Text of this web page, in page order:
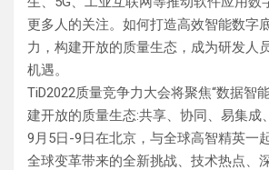
更多人的关注。如何打造高效智能数字
力，构建开放的质量生态，成为研发人
机遇。
TiD2022质量竞争力大会将聚焦“数据智
建开放的质量生态:共享、协同、易集成
9月5日-9日在北京，与全球高智精英一
全球变革带来的全新挑战、技术热点、